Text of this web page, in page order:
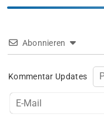
Abonnieren
Kommentar Updates